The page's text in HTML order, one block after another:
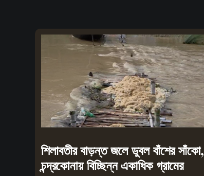
শিলাবতীর বাড়ন্ত জলে ডুবল বাঁশের সাঁকো,
চন্দ্রকোনায় বিচ্ছিন্ন একাধিক গ্রামের